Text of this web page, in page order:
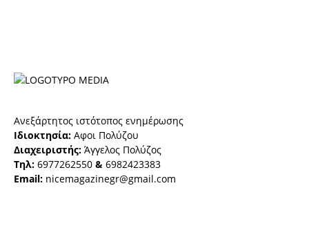
Ανεξάρτητος ιστότοπος ενημέρωσης
Ιδιοκτησία: Αφοι Πολύζου
Διαχειριστής: Άγγελος Πολύζος
Τηλ: 6977262550 & 6982423383
Email: nicemagazinegr@gmail.com